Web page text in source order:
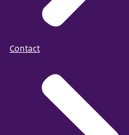
Contact